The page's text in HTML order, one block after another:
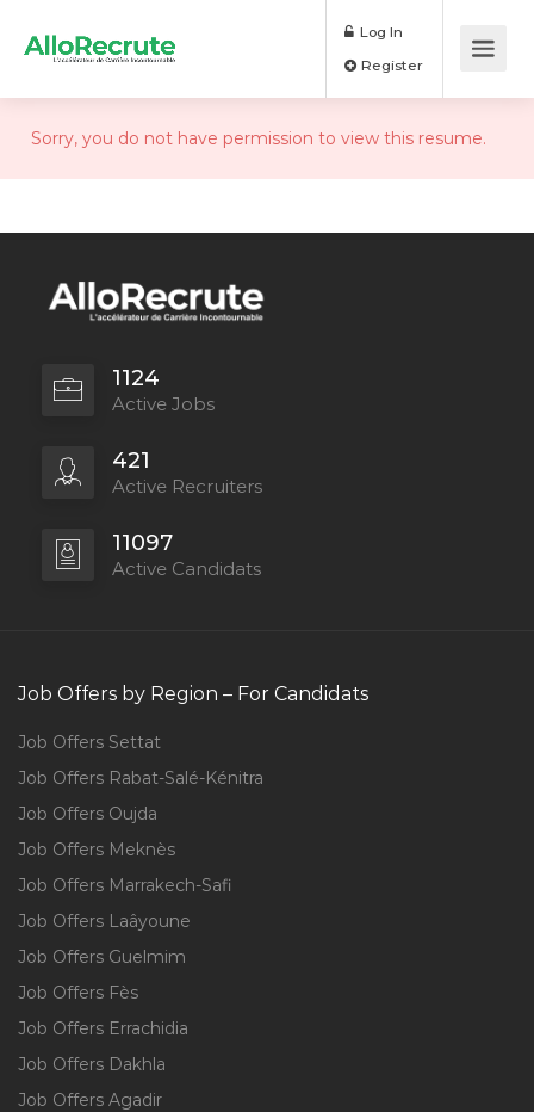
Log In
Sorry, you do not have permission to view this resume.
1124
Active Jobs
421
Active Recruiters
11097
Active Candidats
Job Offers by Region – For Candidats
Job Offers Settat
Job Offers Rabat-Salé-Kénitra
Job Offers Oujda
Job Offers Meknès
Job Offers Marrakech-Safi
Job Offers Laâyoune
Job Offers Guelmim
Job Offers Fès
Job Offers Errachidia
Job Offers Dakhla
Job Offers Agadir